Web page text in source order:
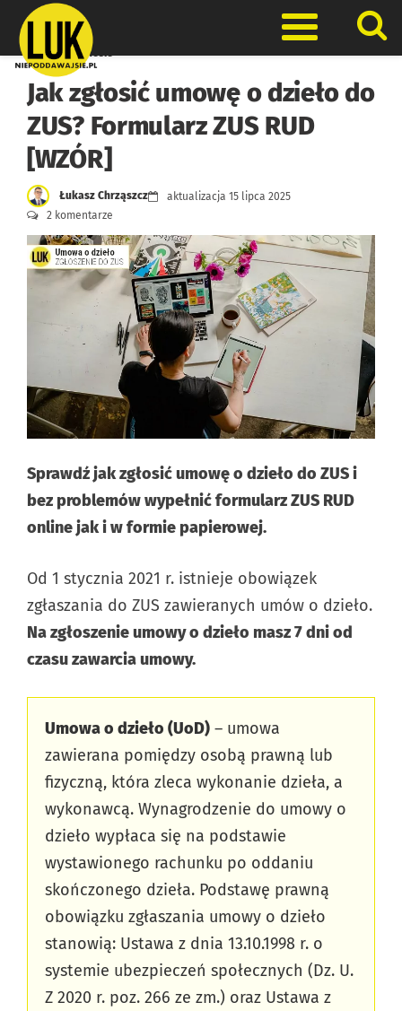
content
Otwórz
Prawo w biznesie
Jak zgłosić umowę o dzieło do
ZUS? Formularz ZUS RUD
[WZÓR]
aktualizacja 15 lipca 2025
Łukasz Chrząszcz
2 komentarze
Sprawdź jak zgłosić umowę o dzieło do ZUS i
bez problemów wypełnić formularz ZUS RUD
online jak i w formie papierowej.
Od 1 stycznia 2021 r. istnieje obowiązek
zgłaszania do ZUS zawieranych umów o dzieło.
Na zgłoszenie umowy o dzieło masz 7 dni od
czasu zawarcia umowy.
Umowa o dzieło (UoD) – umowa
zawierana pomiędzy osobą prawną lub
fizyczną, która zleca wykonanie dzieła, a
wykonawcą. Wynagrodzenie do umowy o
dzieło wypłaca się na podstawie
wystawionego rachunku po oddaniu
skończonego dzieła. Podstawę prawną
obowiązku zgłaszania umowy o dzieło
stanowią: Ustawa z dnia 13.10.1998 r. o
systemie ubezpieczeń społecznych (Dz. U.
Z 2020 r. poz. 266 ze zm.) oraz Ustawa z